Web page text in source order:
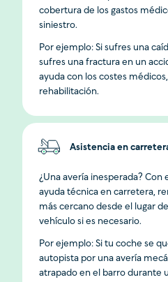
cobertura de los gastos
siniestro.
Por ejemplo: Si sufres una
sufres una fractura en un
ayuda con los costes
rehabilitación.
Asistencia en
¿Una avería inesperada?
ayuda técnica en carretera,
más cercano desde el lugar
vehículo si es necesario.
Por ejemplo: Si tu coche se
autopista por una avería
atrapado en el barro durante